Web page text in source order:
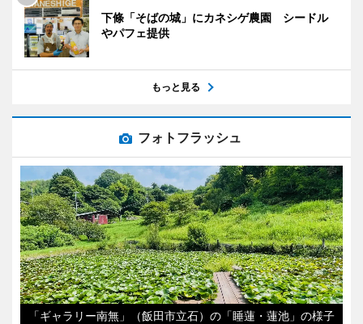
下條「そばの城」にカネシゲ農園 シードル
やパフェ提供
もっと見る
フォトフラッシュ
「ギャラリー南無」（飯田市立石）の「睡蓮・蓮池」の様子